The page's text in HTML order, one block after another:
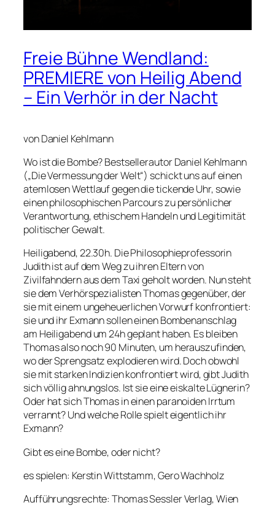
Freie Bühne Wendland:
PREMIERE von Heilig Abend
– Ein Verhör in der Nacht
von Daniel Kehlmann
Wo ist die Bombe? Bestsellerautor Daniel Kehlmann
(„Die Vermessung der Welt“) schickt uns auf einen
atemlosen Wettlauf gegen die tickende Uhr, sowie
einen philosophischen Parcours zu persönlicher
Verantwortung, ethischem Handeln und Legitimität
politischer Gewalt.
Heiligabend, 22.30h. Die Philosophieprofessorin
Judith ist auf dem Weg zu ihren Eltern von
Zivilfahndern aus dem Taxi geholt worden. Nun steht
sie dem Verhörspezialisten Thomas gegenüber, der
sie mit einem ungeheuerlichen Vorwurf konfrontiert:
sie und ihr Exmann sollen einen Bombenanschlag
am Heiligabend um 24h geplant haben. Es bleiben
Thomas also noch 90 Minuten, um herauszufinden,
wo der Sprengsatz explodieren wird. Doch obwohl
sie mit starken Indizien konfrontiert wird, gibt Judith
sich völlig ahnungslos. Ist sie eine eiskalte Lügnerin?
Oder hat sich Thomas in einen paranoiden Irrtum
verrannt? Und welche Rolle spielt eigentlich ihr
Exmann?
Gibt es eine Bombe, oder nicht?
es spielen: Kerstin Wittstamm, Gero Wachholz
Aufführungsrechte: Thomas Sessler Verlag, Wien